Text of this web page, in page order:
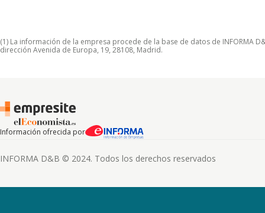
(1) La información de la empresa procede de la base de datos de INFORMA
dirección Avenida de Europa, 19, 28108, Madrid.
Información ofrecida por
INFORMA D&B © 2024. Todos los derechos reservados